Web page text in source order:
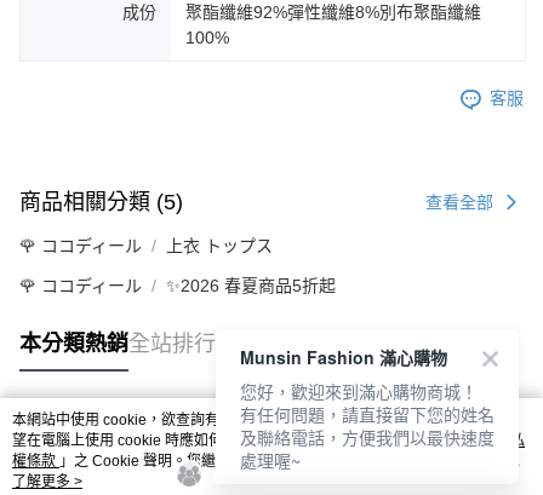
成份
聚酯纖維92%彈性纖維8%別布聚酯纖維
100%
客服
商品相關分類 (5) 查看全部
🌹 ココディール 上衣 トップス
🌹 ココディール ✨2026 春夏商品5折起
本分類熱銷全站排行
熱門標籤
本網站中使用 cookie，欲查詢有關本網站使用 cookie 方式之詳情，及若您不希
望在電腦上使用 cookie 時應如何變更電腦的 cookie 設定，請參閱本網站「
隱私
權條款 」之 Cookie 聲明。您繼續使用本網站即表示您同意本公司得按本網站使
用條款之 Cookie 聲明使用 cookie。
了解更多 >
Munsin Fashion 滿心購物
您好，歡迎來到滿心購物商城！
有任何問題，請直接留下您的姓名
及聯絡電話，方便我們以最快速度
處理喔~